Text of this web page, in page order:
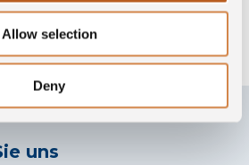
Allow selection
Deny
Lysozym
uns